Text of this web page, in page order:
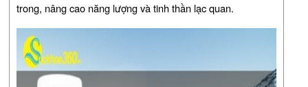
trong, nâng cao năng lượng và tinh thần lạc quan.